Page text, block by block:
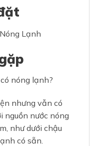
nóng lạnh?
nhưng vẫn có
nguồn nước nóng
như dưới chậu
có sẵn.